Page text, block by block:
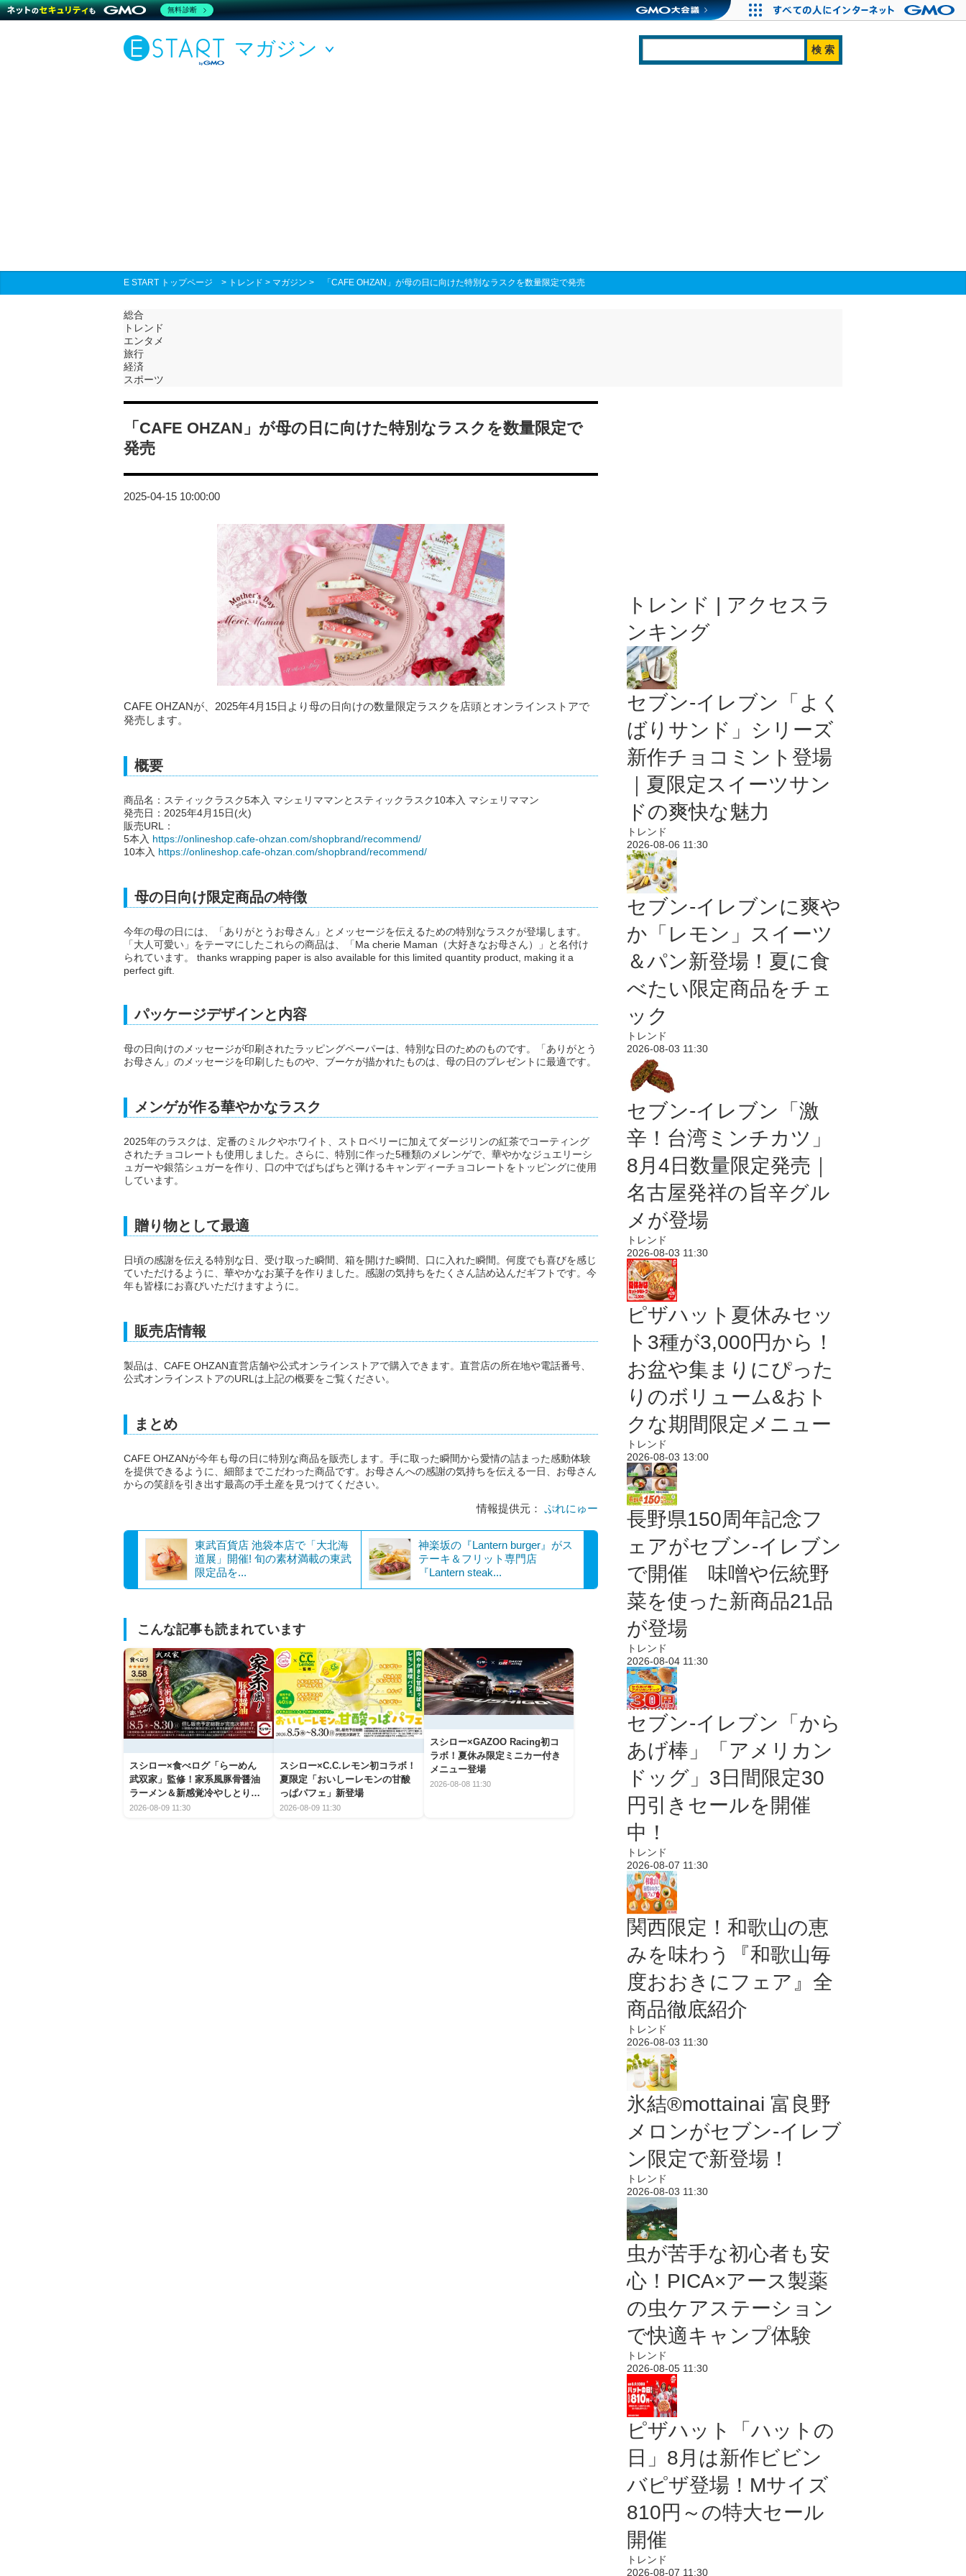
マガジン
E START トップページ > トレンド > マガジン > 「CAFE OHZAN」が母の日に向けた特別なラスクを数量限定で発売
総合
トレンド
エンタメ
旅行
経済
スポーツ
「CAFE OHZAN」が母の日に向けた特別なラスクを数量限定で
発売
2025-04-15 10:00:00
CAFE OHZANが、2025年4月15日より母の日向けの数量限定ラスクを店頭とオンラインストアで
発売します。
概要
商品名：スティックラスク5本入 マシェリママンとスティックラスク10本入 マシェリママン
発売日：2025年4月15日(火)
販売URL：
5本入 https://onlineshop.cafe-ohzan.com/shopbrand/recommend/
10本入 https://onlineshop.cafe-ohzan.com/shopbrand/recommend/
母の日向け限定商品の特徴
今年の母の日には、「ありがとうお母さん」とメッセージを伝えるための特別なラスクが登場します。
「大人可愛い」をテーマにしたこれらの商品は、「Ma cherie Maman（大好きなお母さん）」と名付け
られています。 thanks wrapping paper is also available for this limited quantity product, making it a
perfect gift.
パッケージデザインと内容
母の日向けのメッセージが印刷されたラッピングペーパーは、特別な日のためのものです。「ありがとう
お母さん」のメッセージを印刷したものや、ブーケが描かれたものは、母の日のプレゼントに最適です。
メンゲが作る華やかなラスク
2025年のラスクは、定番のミルクやホワイト、ストロベリーに加えてダージリンの紅茶でコーティング
されたチョコレートも使用しました。さらに、特別に作った5種類のメレンゲで、華やかなジュエリーシ
ュガーや銀箔シュガーを作り、口の中でぱちぱちと弾けるキャンディーチョコレートをトッピングに使用
しています。
贈り物として最適
日頃の感謝を伝える特別な日、受け取った瞬間、箱を開けた瞬間、口に入れた瞬間。何度でも喜びを感じ
ていただけるように、華やかなお菓子を作りました。感謝の気持ちをたくさん詰め込んだギフトです。今
年も皆様にお喜びいただけますように。
販売店情報
製品は、CAFE OHZAN直営店舗や公式オンラインストアで購入できます。直営店の所在地や電話番号、
公式オンラインストアのURLは上記の概要をご覧ください。
まとめ
CAFE OHZANが今年も母の日に特別な商品を販売します。手に取った瞬間から愛情の詰まった感動体験
を提供できるように、細部までこだわった商品です。お母さんへの感謝の気持ちを伝える一日、お母さん
からの笑顔を引き出す最高の手土産を見つけてください。
情報提供元： ぷれにゅー
東武百貨店 池袋本店で「大北海
道展」開催! 旬の素材満載の東武
限定品を...
神楽坂の『Lantern burger』がス
テーキ＆フリット専門店
『Lantern steak...
こんな記事も読まれています
スシロー×食べログ「らーめん
武双家」監修！家系風豚骨醤油
ラーメン＆新感覚冷やしとり天
うどんが新登場
2026-08-09 11:30
スシロー×C.C.レモン初コラボ！
夏限定「おいしーレモンの甘酸
っぱパフェ」新登場
2026-08-09 11:30
スシロー×GAZOO Racing初コ
ラボ！夏休み限定ミニカー付き
メニュー登場
2026-08-08 11:30
トレンド | アクセスラ
ンキング
セブン‐イレブン「よく
ばりサンド」シリーズ
新作チョコミント登場
｜夏限定スイーツサン
ドの爽快な魅力
トレンド
2026-08-06 11:30
セブン‐イレブンに爽や
か「レモン」スイーツ
＆パン新登場！夏に食
べたい限定商品をチェ
ック
トレンド
2026-08-03 11:30
セブン-イレブン「激
辛！台湾ミンチカツ」
8月4日数量限定発売｜
名古屋発祥の旨辛グル
メが登場
トレンド
2026-08-03 11:30
ピザハット夏休みセッ
ト3種が3,000円から！
お盆や集まりにぴった
りのボリューム&おト
クな期間限定メニュー
トレンド
2026-08-03 13:00
長野県150周年記念フ
ェアがセブン-イレブン
で開催 味噌や伝統野
菜を使った新商品21品
が登場
トレンド
2026-08-04 11:30
セブン‐イレブン「から
あげ棒」「アメリカン
ドッグ」3日間限定30
円引きセールを開催
中！
トレンド
2026-08-07 11:30
関西限定！和歌山の恵
みを味わう『和歌山毎
度おおきにフェア』全
商品徹底紹介
トレンド
2026-08-03 11:30
氷結®mottainai 富良野
メロンがセブン‐イレブ
ン限定で新登場！
トレンド
2026-08-03 11:30
虫が苦手な初心者も安
心！PICA×アース製薬
の虫ケアステーション
で快適キャンプ体験
トレンド
2026-08-05 11:30
ピザハット「ハットの
日」8月は新作ビビン
バピザ登場！Mサイズ
810円～の特大セール
開催
トレンド
2026-08-07 11:30
無料診断